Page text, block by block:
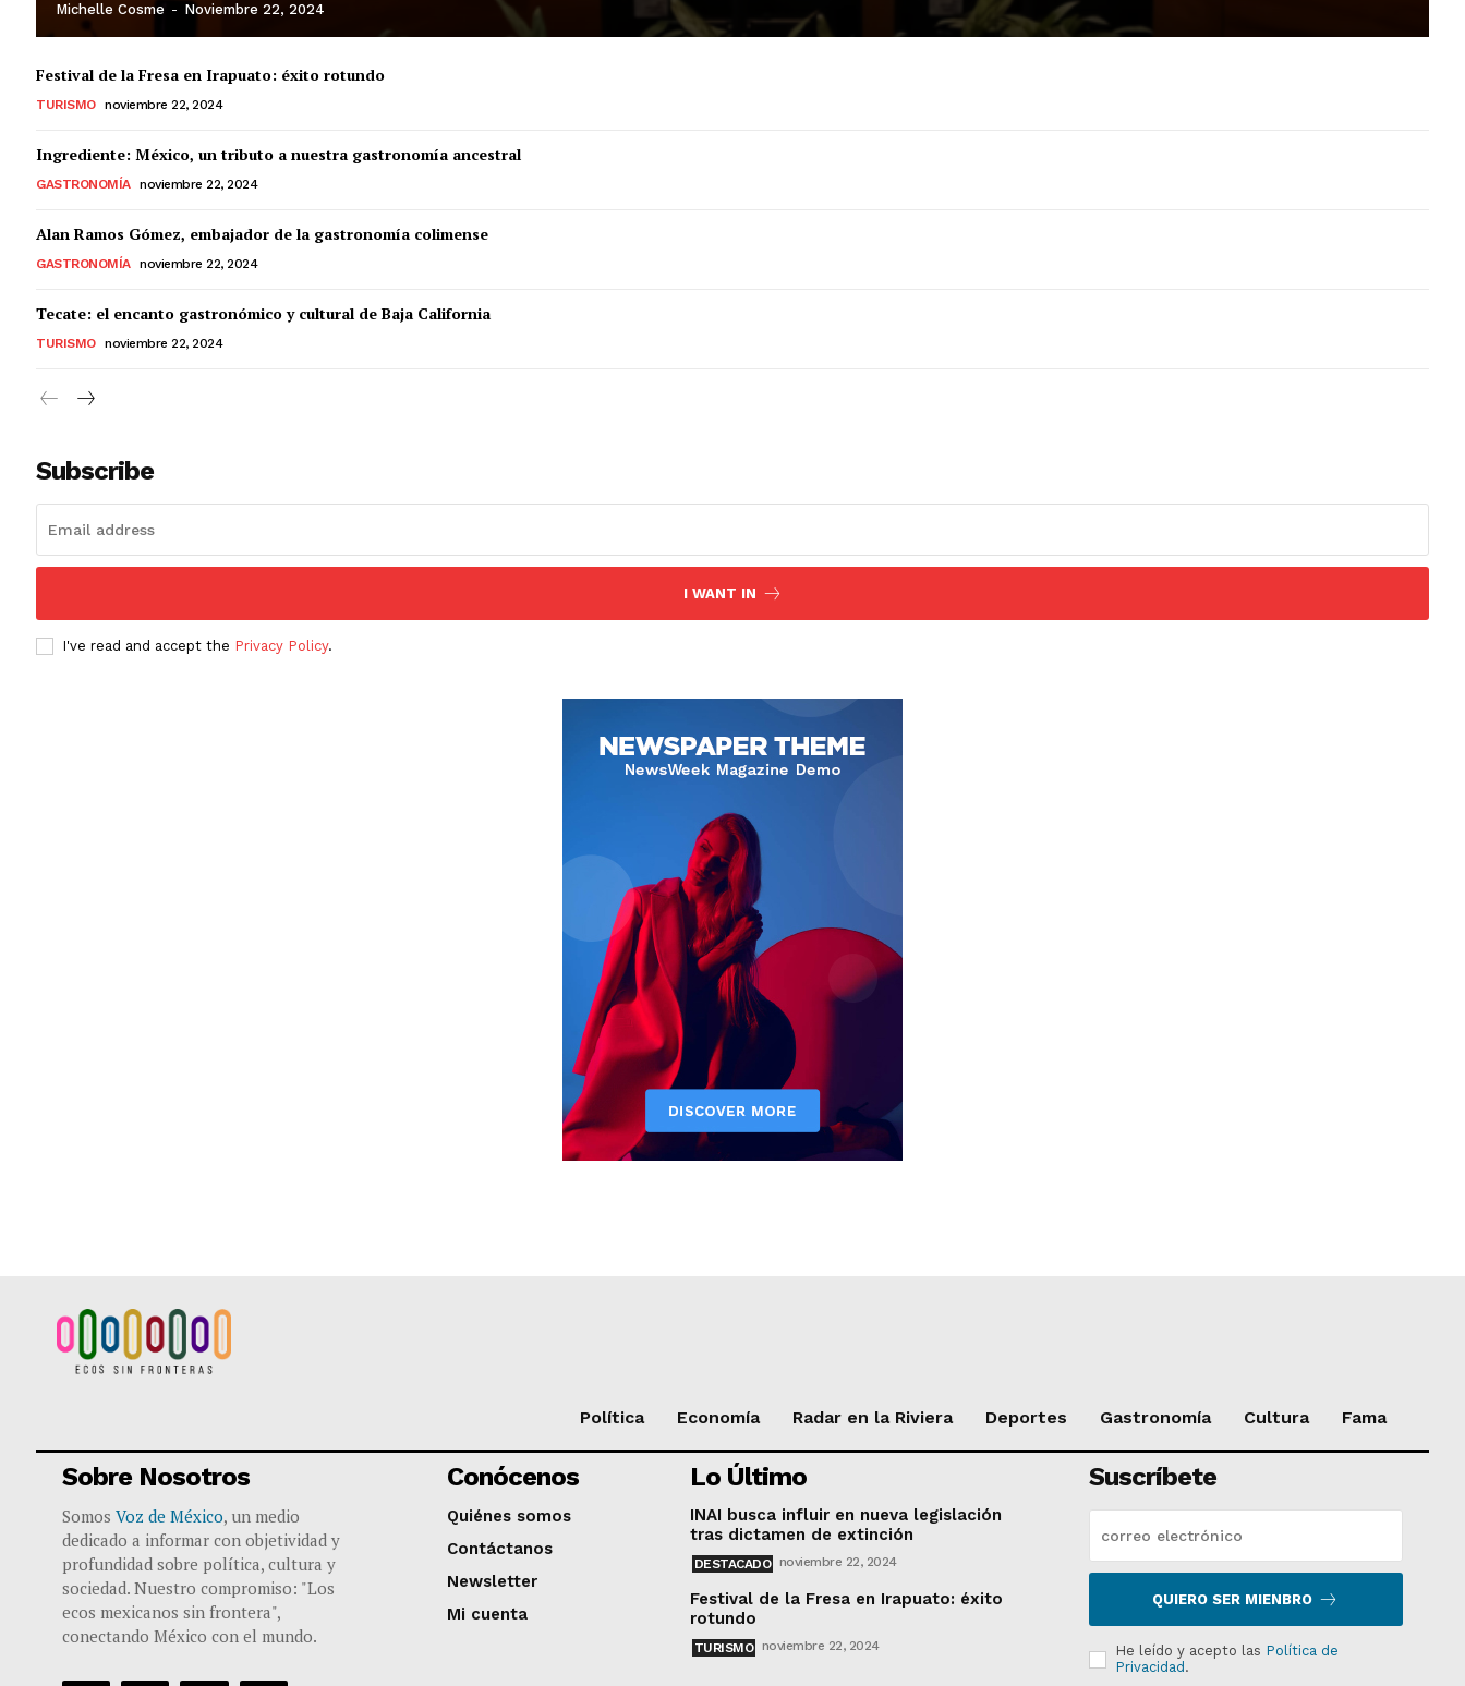
Michelle Cosme - Noviembre 22, 2024
Festival de la Fresa en Irapuato: éxito rotundo
TURISMO noviembre 22, 2024
Ingrediente: México, un tributo a nuestra gastronomía ancestral
GASTRONOMÍA noviembre 22, 2024
Alan Ramos Gómez, embajador de la gastronomía colimense
GASTRONOMÍA noviembre 22, 2024
Tecate: el encanto gastronómico y cultural de Baja California
TURISMO noviembre 22, 2024
Subscribe
I WANT IN
I've read and accept the Privacy Policy.
Política Economía Radar en la Riviera Deportes Gastronomía Cultura Fama
Sobre Nosotros
Somos Voz de México, un medio
dedicado a informar con objetividad y
profundidad sobre política, cultura y
sociedad. Nuestro compromiso: "Los
ecos mexicanos sin frontera",
conectando México con el mundo.
Conócenos
Quiénes somos
Contáctanos
Newsletter
Mi cuenta
Lo Último
INAI busca influir en nueva legislación
tras dictamen de extinción
DESTACADO noviembre 22, 2024
Festival de la Fresa en Irapuato: éxito
rotundo
TURISMO noviembre 22, 2024
Suscríbete
QUIERO SER MIENBRO
He leído y acepto las Política de
Privacidad .